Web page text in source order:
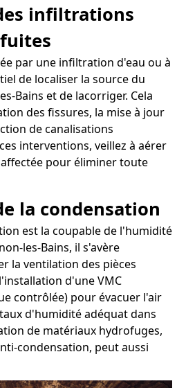
infiltrations
par une infiltration d'eau ou à
de localiser la source du
Bains et de lacorriger. Cela
des fissures, la mise à jour
de canalisations
interventions, veillez à aérer
pour éliminer toute
la condensation
est la coupable de l'humidité
les-Bains, il s'avère
la ventilation des pièces
d'une VMC
contrôlée) pour évacuer l'air
d'humidité adéquat dans
de matériaux hydrofuges,
condensation, peut aussi